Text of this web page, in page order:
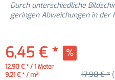
Durch unterschiedliche
geringen Abweichungen in der
6,45 € *
12,90 € * / 1 Meter
9,21 € * / m²
17,90 € *